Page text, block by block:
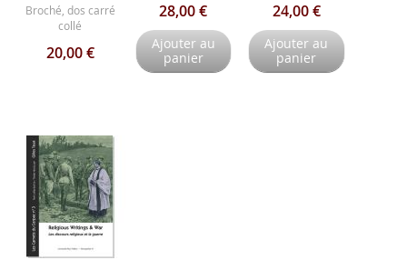
Broché, dos carré
collé
20,00 €
28,00 €
Ajouter au
panier
24,00 €
Ajouter au
panier